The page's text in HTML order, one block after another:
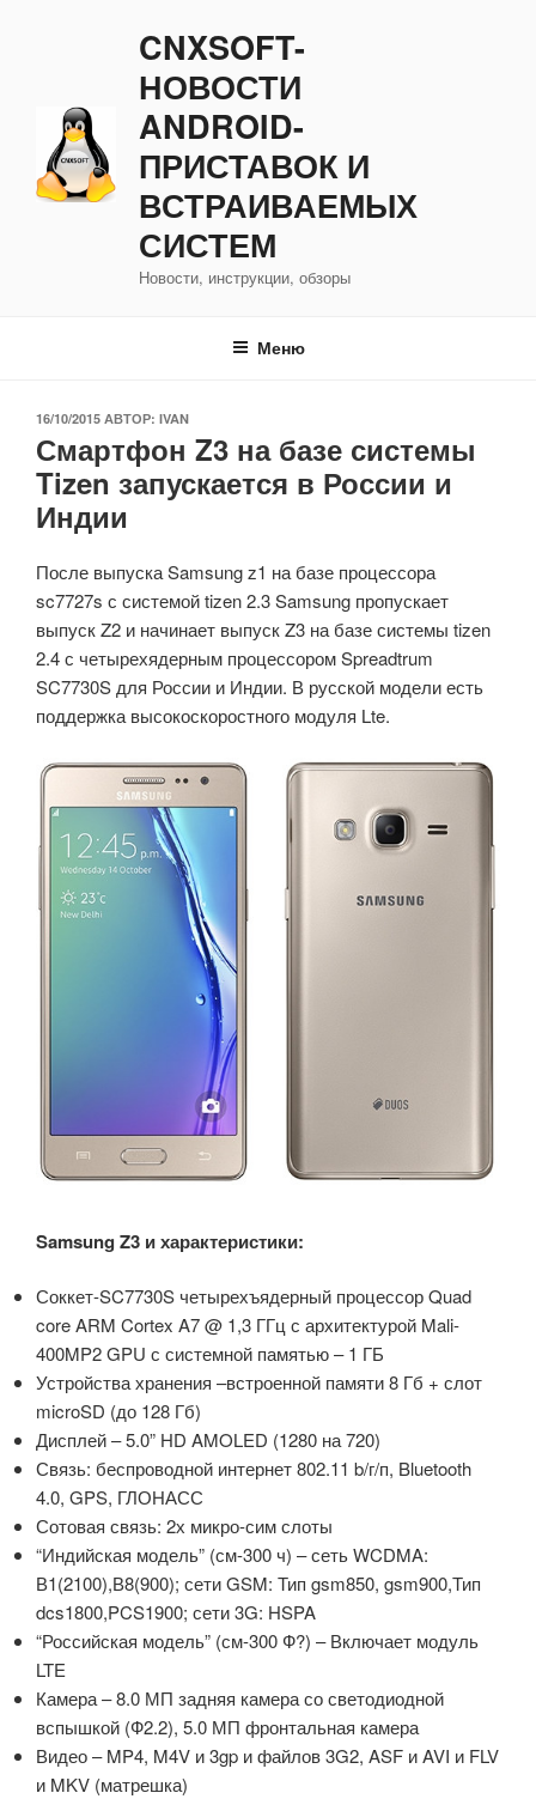
CNXSOFT-
НОВОСТИ
ANDROID-
ПРИСТАВОК И
ВСТРАИВАЕМЫХ
СИСТЕМ
Новости, инструкции, обзоры
Меню
ОПУБЛИКОВАНО
16/10/2015 АВТОР: IVAN
Смартфон Z3 на базе системы
Tizen запускается в России и
Индии
После выпуска Samsung z1 на базе процессора
sc7727s с системой tizen 2.3 Samsung пропускает
выпуск Z2 и начинает выпуск Z3 на базе системы tizen
2.4 с четырехядерным процессором Spreadtrum
SC7730S для России и Индии. В русской модели есть
поддержка высокоскоростного модуля Lte.
Samsung Z3 и характеристики:
Соккет-SC7730S четырехъядерный процессор Quad
core ARM Cortex A7 @ 1,3 ГГц с архитектурой Mali-
400MP2 GPU с системной памятью – 1 ГБ
Устройства хранения –встроенной памяти 8 Гб + слот
microSD (до 128 Гб)
Дисплей – 5.0” HD AMOLED (1280 на 720)
Связь: беспроводной интернет 802.11 b/г/п, Bluetooth
4.0, GPS, ГЛОНАСС
Сотовая связь: 2х микро-сим слоты
“Индийская модель” (см-300 ч) – сеть WCDMA:
В1(2100),В8(900); сети GSM: Тип gsm850, gsm900,Тип
dcs1800,PCS1900; сети 3G: HSPA
“Российская модель” (см-300 Ф?) – Включает модуль
LTE
Камера – 8.0 МП задняя камера со светодиодной
вспышкой (Ф2.2), 5.0 МП фронтальная камера
Видео – MP4, M4V и 3gp и файлов 3G2, ASF и AVI и FLV
и MKV (матрешка)